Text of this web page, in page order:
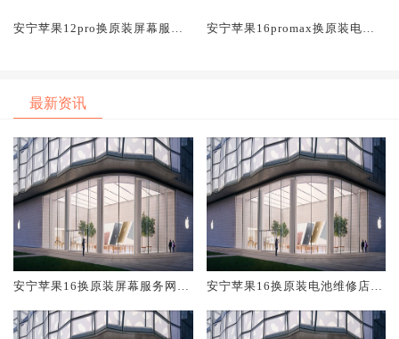
安宁苹果12pro换原装屏幕服务
安宁苹果16promax换原装电池
最新资讯
安宁苹果16换原装屏幕服务网点
安宁苹果16换原装电池维修店大